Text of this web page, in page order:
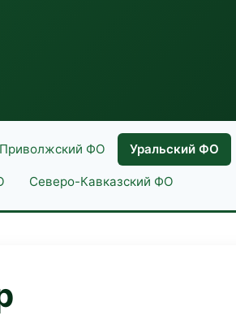
Приволжский ФО Уральский ФО
Северо-Кавказский ФО